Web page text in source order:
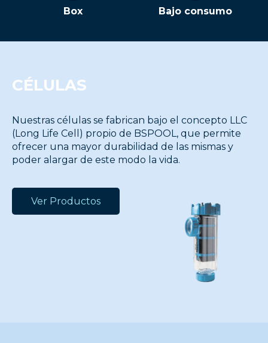
Box Bajo consumo
CÉLULAS
Nuestras células se fabrican bajo el concepto LLC
(Long Life Cell) propio de BSPOOL, que permite
ofrecer una mayor durabilidad de las mismas y
poder alargar de este modo la vida.
Ver Productos